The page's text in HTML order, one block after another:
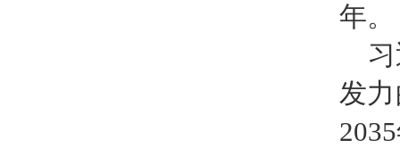
年。
发